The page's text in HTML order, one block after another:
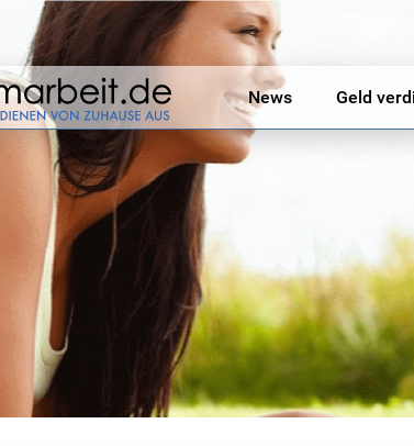
News Geld